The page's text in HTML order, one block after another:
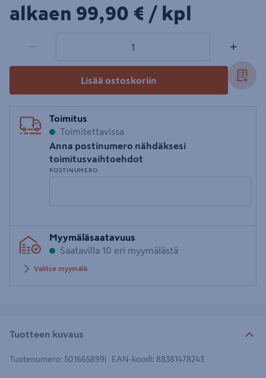
alkaen 99,90€/kpl
99,90 € / kpl
− +
Lisää ostoskoriin
Toimitus
Toimitettavissa
Anna postinumero nähdäksesi
toimitusvaihtoehdot
POSTINUMERO
postinumero
Myymäläsaatavuus
Saatavilla 10 eri myymälästä
Valitse myymälä
Tuotteen kuvaus
Tuotenumero: 501665899 EAN-koodi: 88381478243